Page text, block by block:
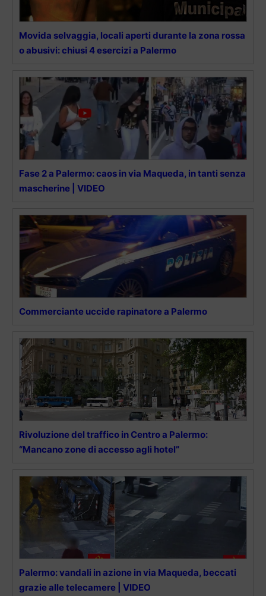
Movida selvaggia, locali aperti durante la zona rossa
o abusivi: chiusi 4 esercizi a Palermo
Fase 2 a Palermo: caos in via Maqueda, in tanti senza
mascherine | VIDEO
Commerciante uccide rapinatore a Palermo
Rivoluzione del traffico in Centro a Palermo:
“Mancano zone di accesso agli hotel”
Palermo: vandali in azione in via Maqueda, beccati
grazie alle telecamere | VIDEO